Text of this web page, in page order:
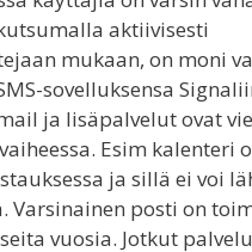
aktiivisesti
mukaan, on moni
sovelluksensa
ja lisäpalvelut ovat
Esim kalenteri
ja sillä ei voi
Varsinainen posti on
vuosia. Jotkut